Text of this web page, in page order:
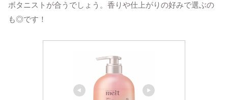
ボタニストが合うでしょう。香りや仕上がりの好みで選ぶの
も◎です！